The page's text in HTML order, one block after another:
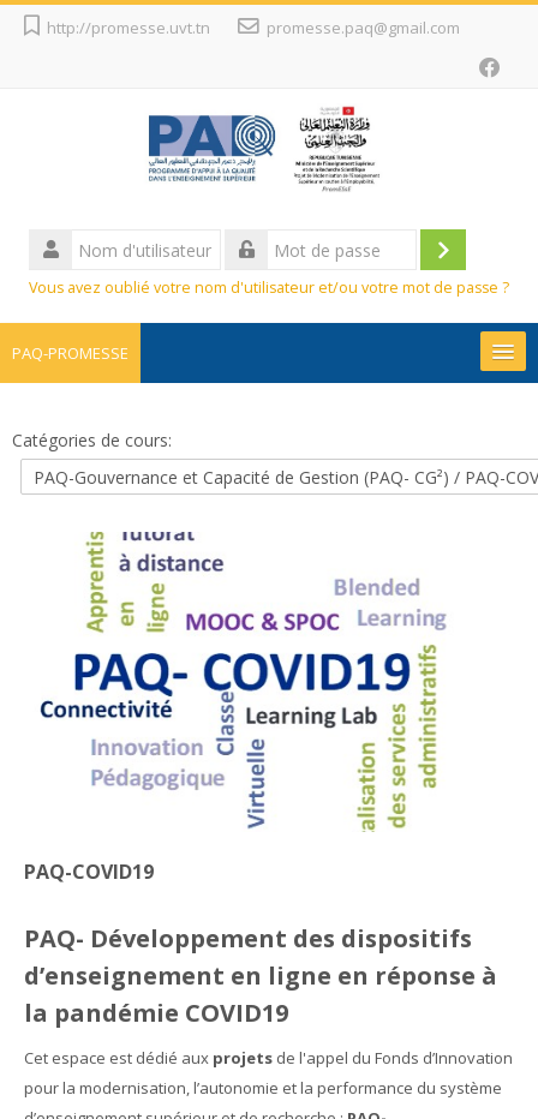
Passer
http://promesse.uvt.tn promesse.paq@gmail.com
Nom
d'utilisateur
Mot
passe
Connexion
Vous avez oublié votre nom d'utilisateur et/ou votre mot de passe ?
PAQ-PROMESSE
Projets
Appels en cours
Français ‎(fr)‎
des
cours
Catégories de cours:
PAQ-COVID19
PAQ- Développement des dispositifs
d’enseignement en ligne en réponse à
la pandémie COVID19
Cet espace est dédié aux projets de l'appel du Fonds d’Innovation
pour la modernisation, l’autonomie et la performance du système